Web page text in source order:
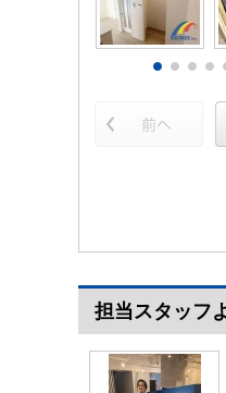
担当スタッフ